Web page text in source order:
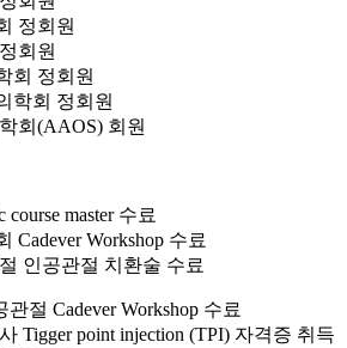
정회원
회원
회 정회원
학회 정회원
회(AAOS) 회원
course master 수료
Cadever Workshop 수료
인공관절 치환술 수료
관절 Cadever Workshop 수료
Tigger point injection (TPI) 자격증 취득